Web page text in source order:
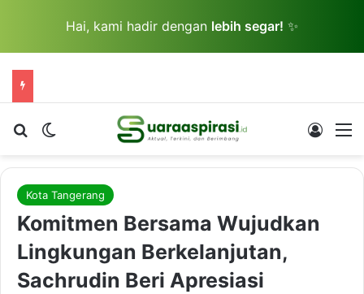
Hai, kami hadir dengan lebih segar! ✨
Cari berita...Switch skin Log In
Kota Tangerang
Komitmen Bersama Wujudkan
Lingkungan Berkelanjutan,
Sachrudin Beri Apresiasi